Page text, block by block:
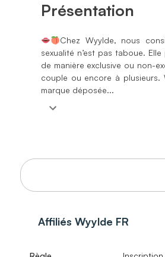
Présentation
Chez Wyylde, nous
sexualité n’est pas taboue.
de manière exclusive ou non-
couple ou encore à plusieurs.
marque déposée...
Affiliés Wyylde FR